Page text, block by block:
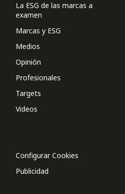
La ESG de las marcas a
examen
Marcas y ESG
Medios
Opinión
Profesionales
Targets
Videos
Configurar Cookies
Publicidad